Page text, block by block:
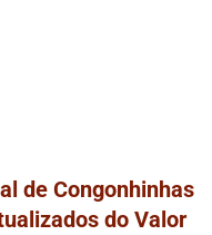
de Congonhinhas
do Valor